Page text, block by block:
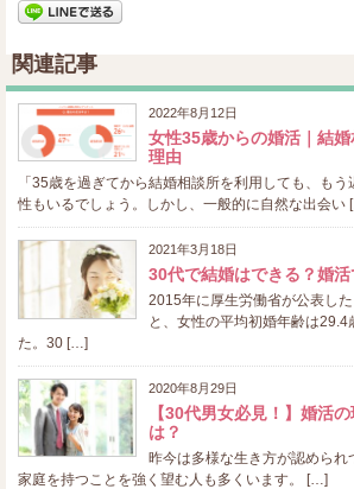
関連記事
2022年8月12日
女性35歳からの婚活｜結
理由
「35歳を過ぎてから結婚相談所を利用しても、も
性もいるでしょう。しかし、一般的に自然な出会い
2021年3月18日
30代で結婚はできる？婚
2015年に厚生労働省が公表し
と、女性の平均初婚年齢は29.4
た。30 […]
2020年8月29日
【30代男女必見！】婚活
は？
昨今は多様な生き方が認められ
家庭を持つことを強く望む人も多くいます。 […]